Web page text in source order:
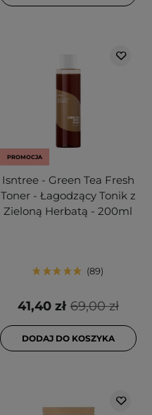
PROMOCJA
Isntree - Green Tea Fresh
Toner - Łagodzący Tonik z
Zieloną Herbatą - 200ml
89
69,00 zł
41,40 zł
DODAJ DO KOSZYKA